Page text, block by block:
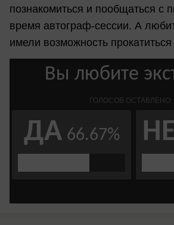
познакомиться и пообщаться с
время автограф-сессии. А
имели возможность